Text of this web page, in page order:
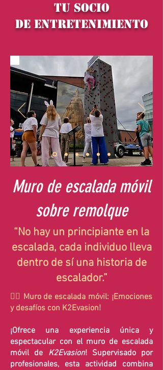
TU socio
de ENTRETENIMIENTO
Muro de escalada móvil
sobre remolque
“No hay un principiante en la
escalada, cada individuo lleva
dentro de sí una historia de
escalador.”
🧗‍♂️ Muro de escalada móvil: ¡Emociones
y desafíos con K2Evasion!
¡Ofrece una experiencia única y
espectacular con el muro de escalada
móvil de K2Evasion! Supervisado por
profesionales, esta actividad combina